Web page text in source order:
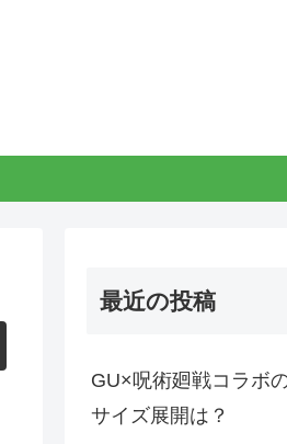
最近の投稿
GU×呪術廻戦コラボ
サイズ展開は？